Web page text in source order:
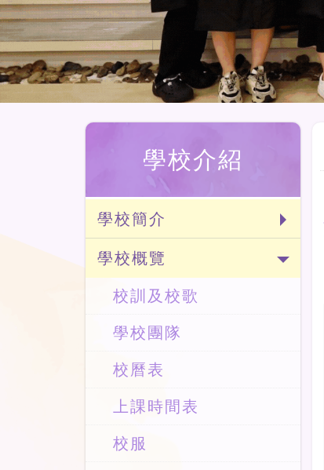
學校介紹
學校簡介
學校概覽
校訓及校歌
學校團隊
校曆表
上課時間表
校服